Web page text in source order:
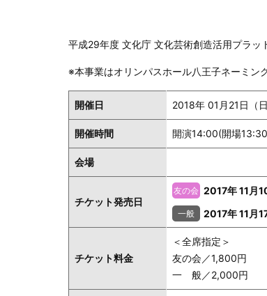
平成29年度 文化庁 文化芸術創造活用プラッ
※本事業はオリンパスホール八王子ネーミン
開催日 2018年 01月21日（日
開催時間 開演14:00(開場
会場
チケット発売日
2017年 11月
2017年 11月
チケット料金
＜全席指定＞
友の会／1,800円
一 般／2,000円